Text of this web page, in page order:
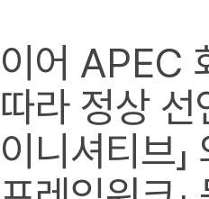
이어 APEC
따라 정상 선
이니셔티브